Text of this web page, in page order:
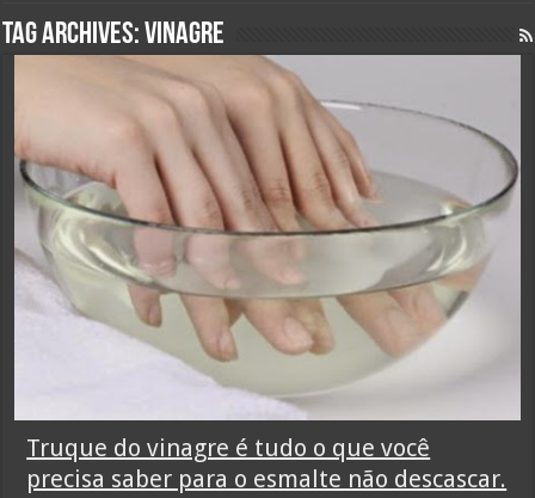
Tag Archives:vinagre
Truque do vinagre é tudo o que você
precisa saber para o esmalte não descascar.